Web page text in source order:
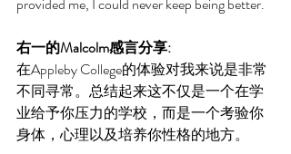
右一的Malcolm感言分享:
在Appleby College的体验对我来说是非常
不同寻常。总结起来这不仅是一个在学
业给予你压力的学校，而是一个考验你
身体，心理以及培养你性格的地方。